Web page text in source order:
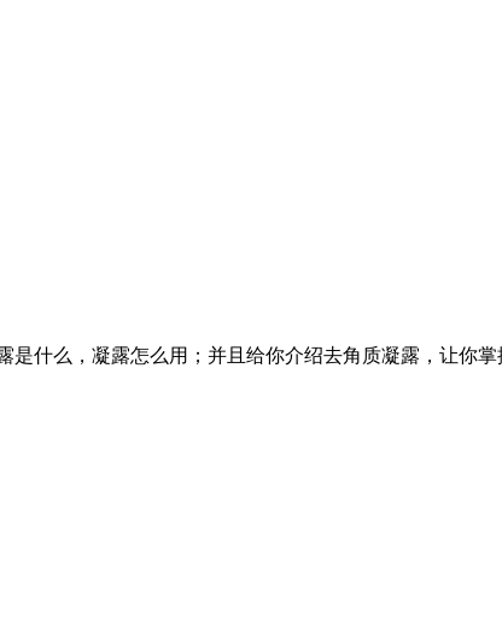
什么，凝露怎么用；并且给你介绍去角质凝露，让你掌